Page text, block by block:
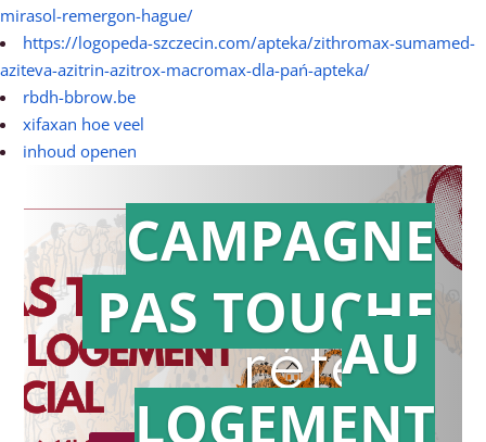
mirasol-remergon-hague/
https://logopeda-szczecin.com/apteka/zithromax-sumamed-
aziteva-azitrin-azitrox-macromax-dla-pań-apteka/
rbdh-bbrow.be
xifaxan hoe veel
inhoud openen
Action en
référé
CAMPAGNE
PAS TOUCHE
AU
LOGEMENT